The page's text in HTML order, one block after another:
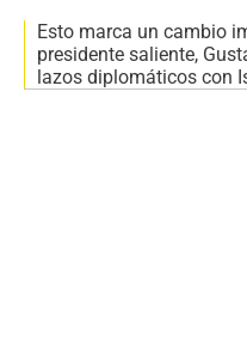
Esto marca un cambio
presidente saliente,
lazos diplomáticos con